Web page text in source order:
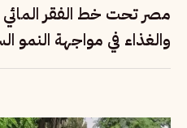
مصر تحت خط الفقر المائي
والغذاء في مواجهة النمو